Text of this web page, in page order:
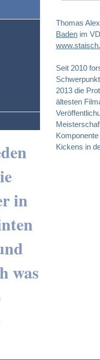
in
was
Thomas
Baden im
Seit 2010
2013 die
ältesten
Kickens in